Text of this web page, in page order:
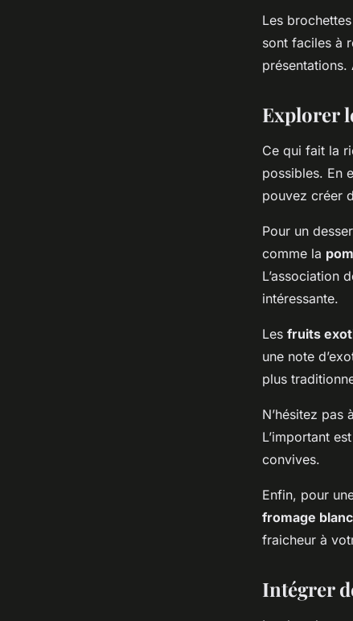
Les
sont faciles à
Explorer
Ce qui fait la
possibles. En
pouvez créer
Pour un
comme la
L’association
intéressante.
Les fruits
une note
plus
N’hésitez
L’important
convives.
Enfin, pour
fromage blanc
fraicheur à
Intégrer